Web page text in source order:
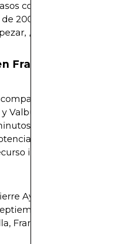
como profesional.
2009, y marcó su
¿no?
Francia
vestuario con
Valbuena. Aunque no
valiosos y
física y
ideal desde el banco
Ayew
de 1991
Francia